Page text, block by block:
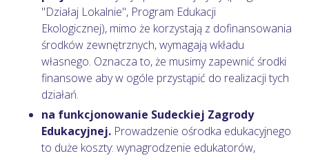
"Działaj Lokalnie", Program Edukacji
Ekologicznej), mimo że korzystają z dofinansowania
środków zewnętrznych, wymagają wkładu
własnego. Oznacza to, że musimy zapewnić środki
finansowe aby w ogóle przystąpić do realizacji tych
działań.
na funkcjonowanie Sudeckiej Zagrody
Edukacyjnej. Prowadzenie ośrodka edukacyjnego
to duże koszty: wynagrodzenie edukatorów,